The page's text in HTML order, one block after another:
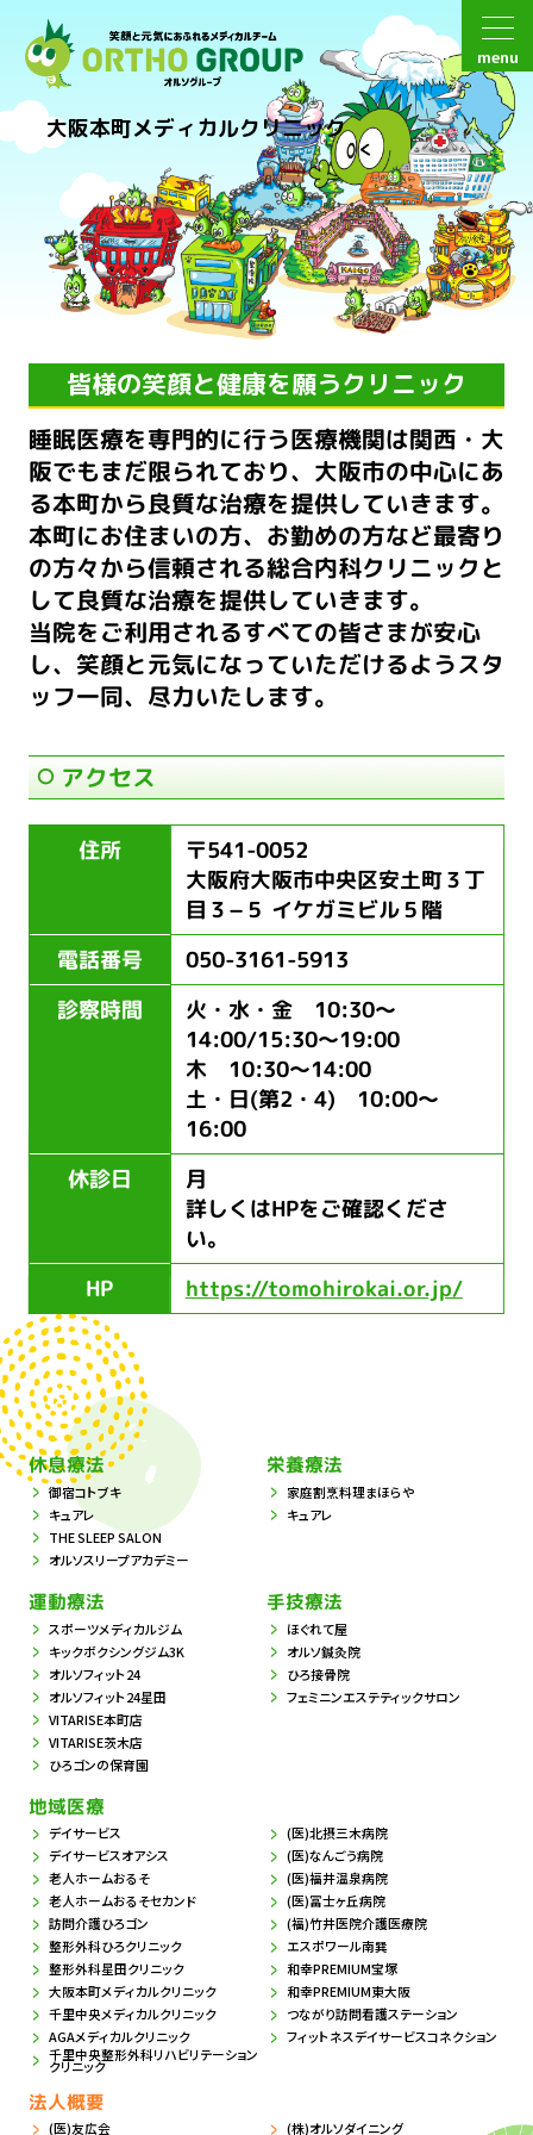
menu
大阪本町メディカルクリニック
皆様の笑顔と健康を願うクリニック
睡眠医療を専門的に行う医療機関は関西・大
阪でもまだ限られており、大阪市の中心にあ
る本町から良質な治療を提供していきます。
本町にお住まいの方、お勤めの方など最寄り
の方々から信頼される総合内科クリニックと
して良質な治療を提供していきます。
当院をご利用されるすべての皆さまが安心
し、笑顔と元気になっていただけるようスタ
ッフ一同、尽力いたします。
アクセス
住所 〒541-0052
大阪府大阪市中央区安土町３丁
目３−５ イケガミビル５階
電話番号 050-3161-5913
診察時間 火・水・金 10:30～
14:00/15:30～19:00
木 10:30～14:00
土・日(第2・4) 10:00～
16:00
休診日 月
詳しくはHPをご確認くださ
い。
HP https://tomohirokai.or.jp/
休息療法
御宿コトブキ
キュアレ
THE SLEEP SALON
オルソスリープアカデミー
栄養療法
家庭割烹料理まほらや
キュアレ
運動療法
スポーツメディカルジム
キックボクシングジム3K
オルソフィット24
オルソフィット24星田
VITARISE本町店
VITARISE茨木店
ひろゴンの保育園
手技療法
ほぐれて屋
オルソ鍼灸院
ひろ接骨院
フェミニンエステティックサロン
地域医療
デイサービス
デイサービスオアシス
老人ホームおるそ
老人ホームおるそセカンド
訪問介護ひろゴン
整形外科ひろクリニック
整形外科星田クリニック
大阪本町メディカルクリニック
千里中央メディカルクリニック
AGAメディカルクリニック
千里中央整形外科リハビリテーション
クリニック
(医)北摂三木病院
(医)なんごう病院
(医)福井温泉病院
(医)冨士ヶ丘病院
(福)竹井医院介護医療院
エスポワール南巽
和幸PREMIUM宝塚
和幸PREMIUM東大阪
つながり訪問看護ステーション
フィットネスデイサービスコネクション
法人概要
(医)友広会 (株)オルソダイニング